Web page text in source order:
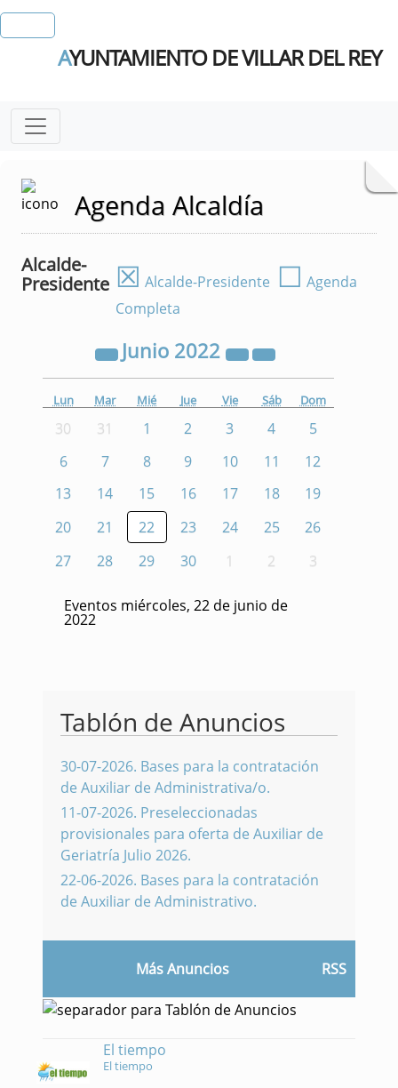
AYUNTAMIENTO DE VILLAR DEL REY
Agenda Alcaldía
Alcalde-
Presidente ☒ Alcalde-Presidente ☐ Agenda
Completa
Junio 2022
Lun Mar Mié Jue Vie Sáb Dom
30 31 1 2 3 4
5
6
7 8 9 10 11
12
13
14 15 16 17 18
19
20
21 22 23 24 25
26
27
28 29 30 1 2 3
Eventos miércoles, 22 de junio de
2022
Tablón de Anuncios
30-07-2026. Bases para la contratación
de Auxiliar de Administrativa/o.
11-07-2026. Preseleccionadas
provisionales para oferta de Auxiliar de
Geriatría Julio 2026.
22-06-2026. Bases para la contratación
de Auxiliar de Administrativo.
Más Anuncios RSS
El tiempo
El tiempo